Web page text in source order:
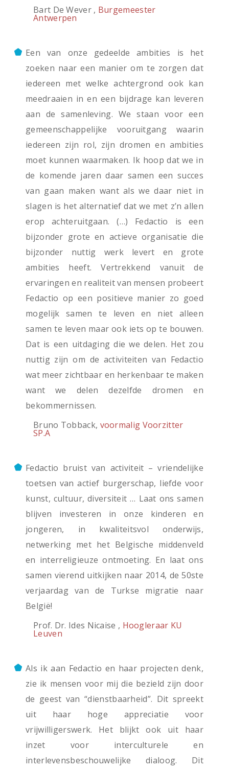
Bart De Wever , Burgemeester
Antwerpen
Een van onze gedeelde ambities is het
zoeken naar een manier om te zorgen dat
iedereen met welke achtergrond ook kan
meedraaien in en een bijdrage kan leveren
aan de samenleving. We staan voor een
gemeenschappelijke vooruitgang waarin
iedereen zijn rol, zijn dromen en ambities
moet kunnen waarmaken. Ik hoop dat we in
de komende jaren daar samen een succes
van gaan maken want als we daar niet in
slagen is het alternatief dat we met z’n allen
erop achteruitgaan. (…) Fedactio is een
bijzonder grote en actieve organisatie die
bijzonder nuttig werk levert en grote
ambities heeft. Vertrekkend vanuit de
ervaringen en realiteit van mensen probeert
Fedactio op een positieve manier zo goed
mogelijk samen te leven en niet alleen
samen te leven maar ook iets op te bouwen.
Dat is een uitdaging die we delen. Het zou
nuttig zijn om de activiteiten van Fedactio
wat meer zichtbaar en herkenbaar te maken
want we delen dezelfde dromen en
bekommernissen.
Bruno Tobback, voormalig Voorzitter
SP.A
Fedactio bruist van activiteit – vriendelijke
toetsen van actief burgerschap, liefde voor
kunst, cultuur, diversiteit … Laat ons samen
blijven investeren in onze kinderen en
jongeren, in kwaliteitsvol onderwijs,
netwerking met het Belgische middenveld
en interreligieuze ontmoeting. En laat ons
samen vierend uitkijken naar 2014, de 50ste
verjaardag van de Turkse migratie naar
België!
Prof. Dr. Ides Nicaise , Hoogleraar KU
Leuven
Als ik aan Fedactio en haar projecten denk,
zie ik mensen voor mij die bezield zijn door
de geest van “dienstbaarheid”. Dit spreekt
uit haar hoge appreciatie voor
vrijwilligerswerk. Het blijkt ook uit haar
inzet voor interculturele en
interlevensbeschouwelijke dialoog. Dit